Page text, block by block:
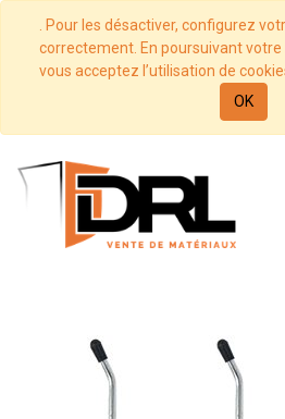
. Pour les désactiver, configurez
correctement. En poursuivant votre
vous acceptez l’utilisation de
OK